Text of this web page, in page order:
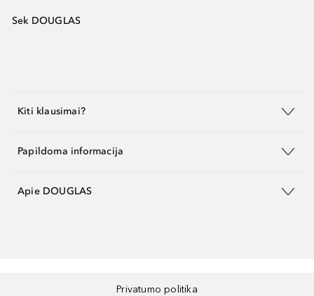
Sek DOUGLAS
Kiti klausimai?
Papildoma informacija
Apie DOUGLAS
Privatumo politika